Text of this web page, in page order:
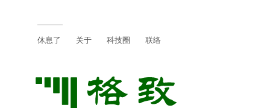
休息了 关于 科技圈 联络